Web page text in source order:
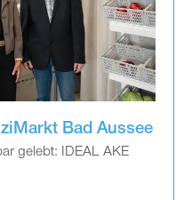
Bad Aussee
gelebt: IDEAL AKE